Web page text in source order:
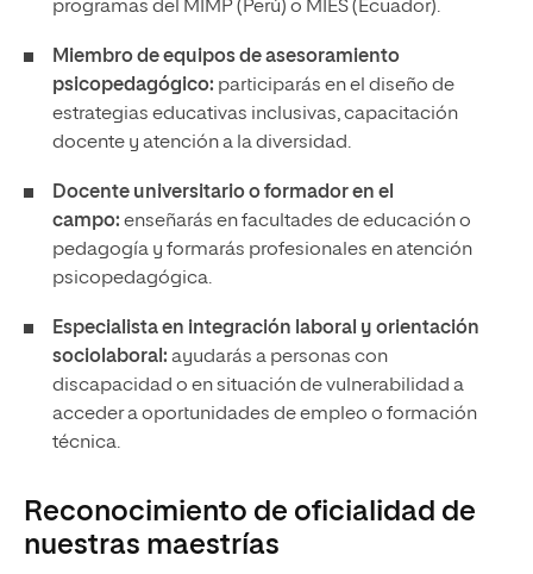
programas del MIMP (Perú) o MIES (Ecuador).
Miembro de equipos de asesoramiento
psicopedagógico: participarás en el diseño de
estrategias educativas inclusivas, capacitación
docente y atención a la diversidad.
Docente universitario o formador en el
campo: enseñarás en facultades de educación o
pedagogía y formarás profesionales en atención
psicopedagógica.
Especialista en integración laboral y orientación
sociolaboral: ayudarás a personas con
discapacidad o en situación de vulnerabilidad a
acceder a oportunidades de empleo o formación
técnica.
Reconocimiento de oficialidad de
nuestras maestrías